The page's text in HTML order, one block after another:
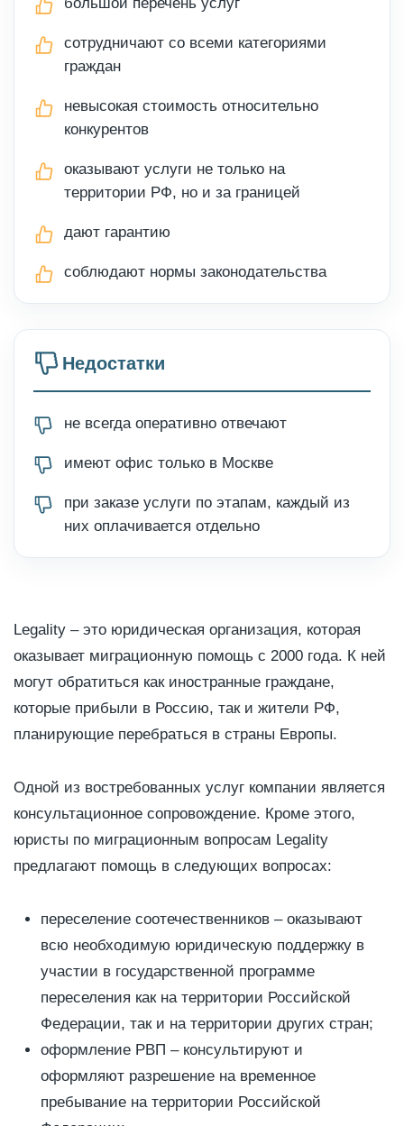
сотрудничают со всеми категориями
граждан
невысокая стоимость относительно
конкурентов
оказывают услуги не только на
территории РФ, но и за границей
дают гарантию
соблюдают нормы законодательства
Недостатки
не всегда оперативно отвечают
имеют офис только в Москве
при заказе услуги по этапам, каждый из
них оплачивается отдельно
Legality – это юридическая организация, которая
оказывает миграционную помощь с 2000 года. К ней
могут обратиться как иностранные граждане,
которые прибыли в Россию, так и жители РФ,
планирующие перебраться в страны Европы.
Одной из востребованных услуг компании является
консультационное сопровождение. Кроме этого,
юристы по миграционным вопросам Legality
предлагают помощь в следующих вопросах:
переселение соотечественников – оказывают
всю необходимую юридическую поддержку в
участии в государственной программе
переселения как на территории Российской
Федерации, так и на территории других стран;
оформление РВП – консультируют и
оформляют разрешение на временное
пребывание на территории Российской